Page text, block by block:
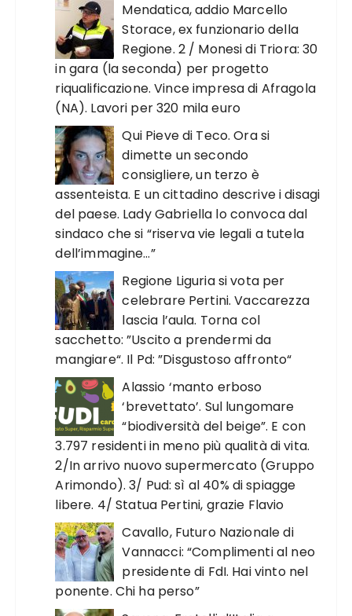
Mendatica, addio Marcello
Storace, ex funzionario della
Regione. 2 / Monesi di Triora: 30
in gara (la seconda) per progetto
riqualificazione. Vince impresa di Afragola
(NA). Lavori per 320 mila euro
Qui Pieve di Teco. Ora si
dimette un secondo
consigliere, un terzo è
assenteista. E un cittadino descrive i disagi
del paese. Lady Gabriella lo convoca dal
sindaco che si “riserva vie legali a tutela
dell’immagine…”
Regione Liguria si vota per
celebrare Pertini. Vaccarezza
lascia l’aula. Torna col
sacchetto: ”Uscito a prendermi da
mangiare“. Il Pd: ”Disgustoso affronto“
Alassio ‘manto erboso
‘brevettato’. Sul lungomare
“biodiversità del beige”. E con
3.797 residenti in meno più qualità di vita.
2/In arrivo nuovo supermercato (Gruppo
Arimondo). 3/ Pud: sì al 40% di spiagge
libere. 4/ Statua Pertini, grazie Flavio
Cavallo, Futuro Nazionale di
Vannacci: “Complimenti al neo
presidente di FdI. Hai vinto nel
ponente. Chi ha perso”